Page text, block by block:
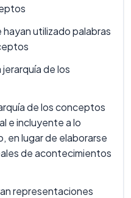
utilizado palabras
de los
de los conceptos
e incluyente a lo
en lugar de elaborarse
de acontecimientos
representaciones